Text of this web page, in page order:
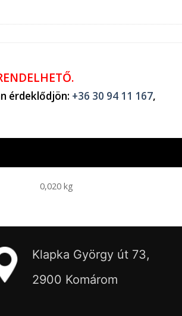
érdeklődjön: +36 30 94 11 167,
0,020 kg
Klapka György út 73,
2900 Komárom